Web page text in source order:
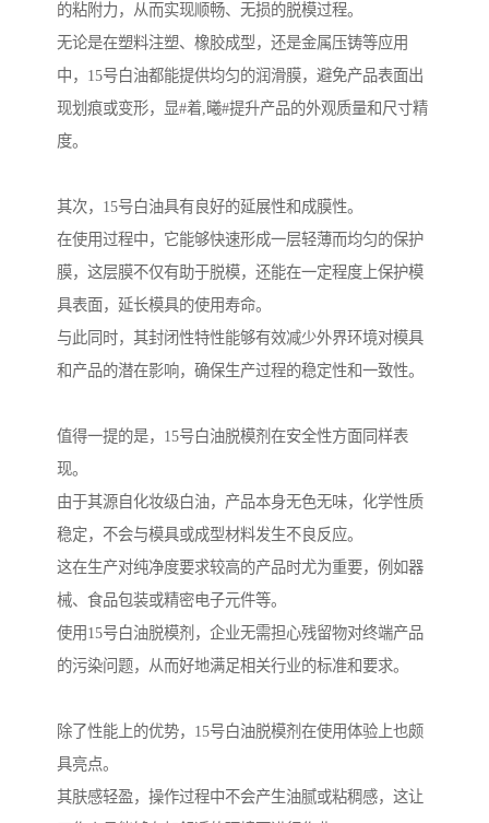
的粘附力，从而实现顺畅、无损的脱模过程。
无论是在塑料注塑、橡胶成型，还是金属压铸等应用
中，15号白油都能提供均匀的润滑膜，避免产品表面出
现划痕或变形，显#着,曦#提升产品的外观质量和尺寸精
度。
其次，15号白油具有良好的延展性和成膜性。
在使用过程中，它能够快速形成一层轻薄而均匀的保护
膜，这层膜不仅有助于脱模，还能在一定程度上保护模
具表面，延长模具的使用寿命。
与此同时，其封闭性特性能够有效减少外界环境对模具
和产品的潜在影响，确保生产过程的稳定性和一致性。
值得一提的是，15号白油脱模剂在安全性方面同样表
现。
由于其源自化妆级白油，产品本身无色无味，化学性质
稳定，不会与模具或成型材料发生不良反应。
这在生产对纯净度要求较高的产品时尤为重要，例如器
械、食品包装或精密电子元件等。
使用15号白油脱模剂，企业无需担心残留物对终端产品
的污染问题，从而好地满足相关行业的标准和要求。
除了性能上的优势，15号白油脱模剂在使用体验上也颇
具亮点。
其肤感轻盈，操作过程中不会产生油腻或粘稠感，这让